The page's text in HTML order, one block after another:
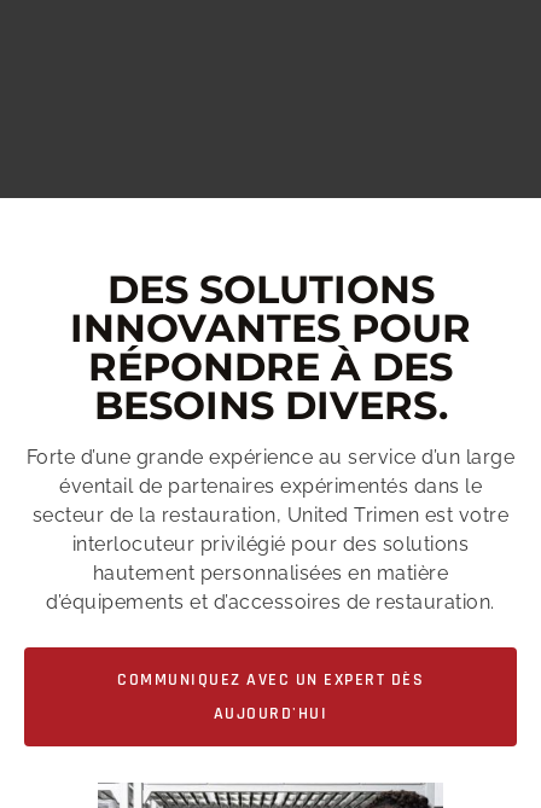
DES SOLUTIONS
INNOVANTES POUR
RÉPONDRE À DES
BESOINS DIVERS.
Forte d’une grande expérience au service d’un large
éventail de partenaires expérimentés dans le
secteur de la restauration, United Trimen est votre
interlocuteur privilégié pour des solutions
hautement personnalisées en matière
d’équipements et d’accessoires de restauration.
COMMUNIQUEZ AVEC UN EXPERT DÈS
AUJOURD'HUI